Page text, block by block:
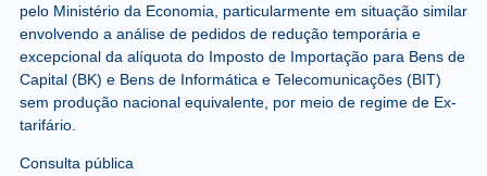
pelo Ministério da Economia, particularmente em situação similar
envolvendo a análise de pedidos de redução temporária e
excepcional da alíquota do Imposto de Importação para Bens de
Capital (BK) e Bens de Informática e Telecomunicações (BIT)
sem produção nacional equivalente, por meio de regime de Ex-
tarifário.
Consulta pública